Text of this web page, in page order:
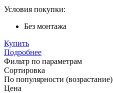
Условия покупки:
Без монтажа
Купить
Подробнее
Фильтр по параметрам
Сортировка
По популярности (возрастание)
Цена